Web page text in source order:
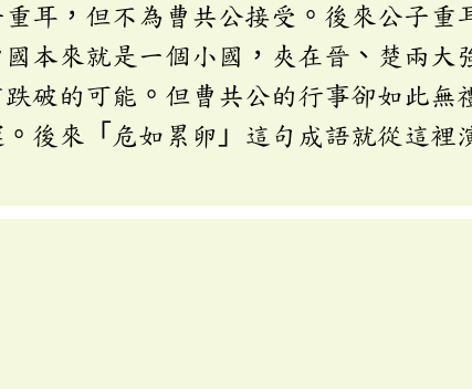
耳，但不為曹共公接受。後來公子重
本來就是一個小國，夾在晉、楚兩大
破的可能。但曹共公的行事卻如此無
後來「危如累卵」這句成語就從這裡